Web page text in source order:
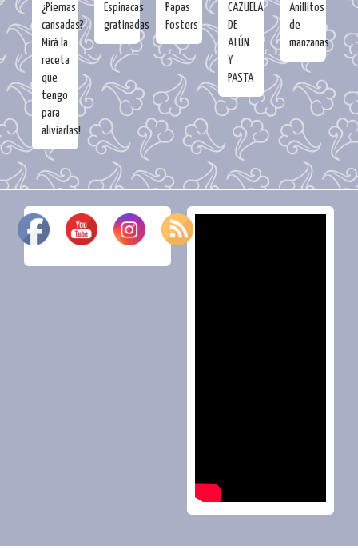
¿Piernas
cansadas?
Mirá la
receta
que
tengo
para
aliviarlas!
Espinacas
gratinadas
Papas
Fosters
CAZUELA
DE
ATÚN
Y
PASTA
Anillitos
de
manzanas